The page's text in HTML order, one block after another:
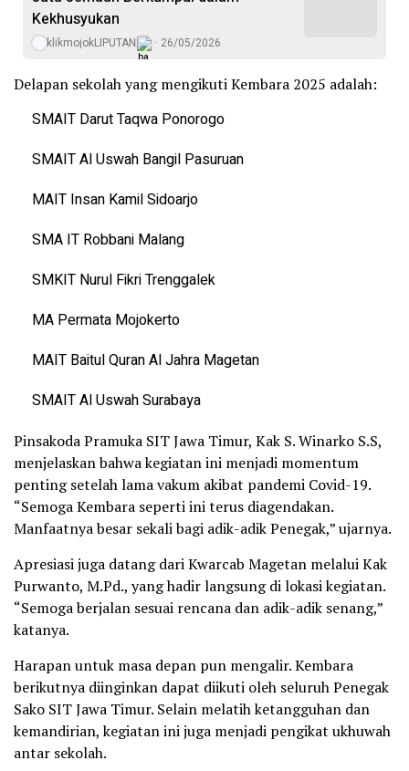
Kekhusyukan
klikmojokLIPUTAN 26/05/2026
Delapan sekolah yang mengikuti Kembara 2025 adalah:
SMAIT Darut Taqwa Ponorogo
SMAIT Al Uswah Bangil Pasuruan
MAIT Insan Kamil Sidoarjo
SMA IT Robbani Malang
SMKIT Nurul Fikri Trenggalek
MA Permata Mojokerto
MAIT Baitul Quran Al Jahra Magetan
SMAIT Al Uswah Surabaya
Pinsakoda Pramuka SIT Jawa Timur, Kak S. Winarko S.S,
menjelaskan bahwa kegiatan ini menjadi momentum
penting setelah lama vakum akibat pandemi Covid-19.
“Semoga Kembara seperti ini terus diagendakan.
Manfaatnya besar sekali bagi adik-adik Penegak,” ujarnya.
Apresiasi juga datang dari Kwarcab Magetan melalui Kak
Purwanto, M.Pd., yang hadir langsung di lokasi kegiatan.
“Semoga berjalan sesuai rencana dan adik-adik senang,”
katanya.
Harapan untuk masa depan pun mengalir. Kembara
berikutnya diinginkan dapat diikuti oleh seluruh Penegak
Sako SIT Jawa Timur. Selain melatih ketangguhan dan
kemandirian, kegiatan ini juga menjadi pengikat ukhuwah
antar sekolah.